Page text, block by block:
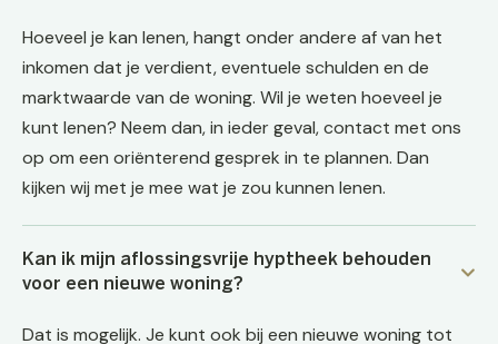
Hoeveel je kan lenen, hangt onder andere af van het
inkomen dat je verdient, eventuele schulden en de
marktwaarde van de woning. Wil je weten hoeveel je
kunt lenen? Neem dan, in ieder geval, contact met ons
op om een oriënterend gesprek in te plannen. Dan
kijken wij met je mee wat je zou kunnen lenen.
Kan ik mijn aflossingsvrije hyptheek behouden
voor een nieuwe woning?
Dat is mogelijk. Je kunt ook bij een nieuwe woning tot